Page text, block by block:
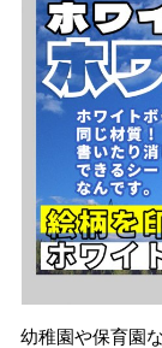
幼稚園や保育園